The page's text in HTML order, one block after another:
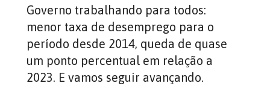
Governo trabalhando para todos:
menor taxa de desemprego para o
período desde 2014, queda de quase
um ponto percentual em relação a
2023. E vamos seguir avançando.